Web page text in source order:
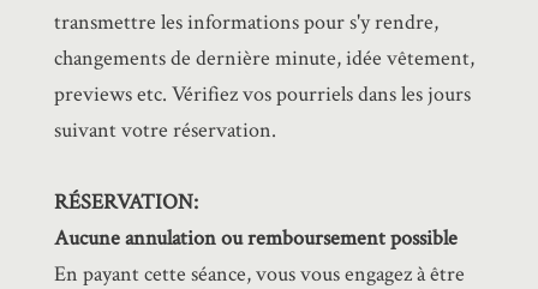
transmettre les informations pour s'y rendre,
changements de dernière minute, idée vêtement,
previews etc. Vérifiez vos pourriels dans les jours
suivant votre réservation.
RÉSERVATION:
Aucune annulation ou remboursement possible
En payant cette séance, vous vous engagez à être